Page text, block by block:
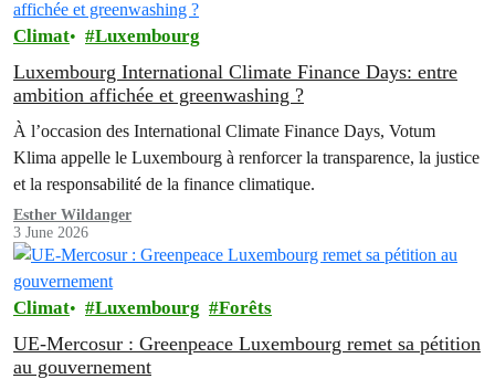
Climat Luxembourg
Luxembourg International Climate Finance Days: entre
ambition affichée et greenwashing ?
À l’occasion des International Climate Finance Days, Votum
Klima appelle le Luxembourg à renforcer la transparence, la justice
et la responsabilité de la finance climatique.
Esther Wildanger
3 June 2026
Climat Luxembourg Forêts
UE-Mercosur : Greenpeace Luxembourg remet sa pétition
au gouvernement